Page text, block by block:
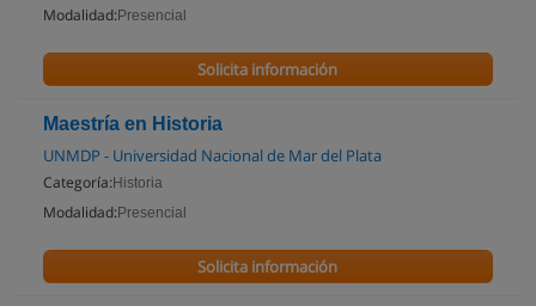
Modalidad: Presencial
Solicita información
Maestría en Historia
UNMDP - Universidad Nacional de Mar del Plata
Categoría: Historia
Modalidad: Presencial
Solicita información